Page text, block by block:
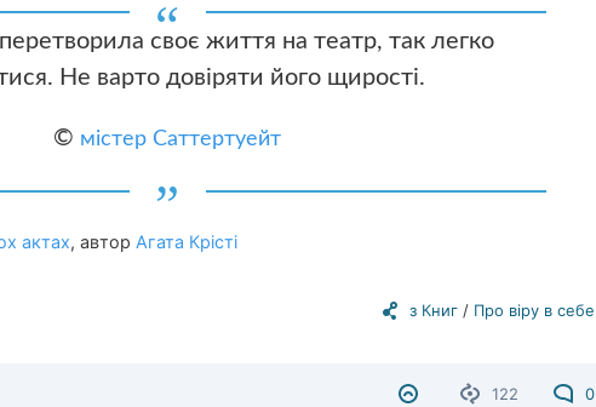
своє життя на театр, так легко
Не варто довіряти його щирості.
© містер Саттертуейт
актах, автор Агата Крісті
з Книг/ Про віру в себе
122 0